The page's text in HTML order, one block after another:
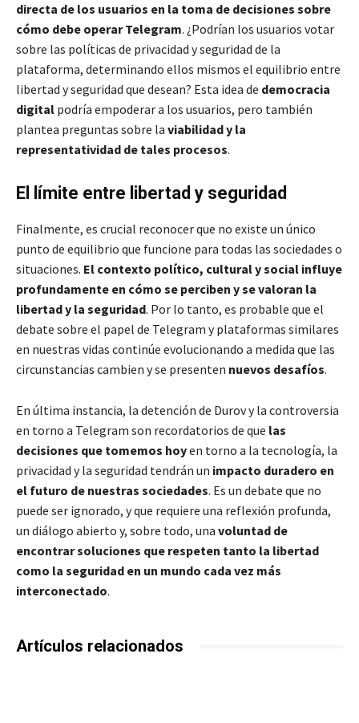
directa de los usuarios en la toma de decisiones sobre
cómo debe operar Telegram. ¿Podrían los usuarios votar
sobre las políticas de privacidad y seguridad de la
plataforma, determinando ellos mismos el equilibrio entre
libertad y seguridad que desean? Esta idea de democracia
digital podría empoderar a los usuarios, pero también
plantea preguntas sobre la viabilidad y la
representatividad de tales procesos.
El límite entre libertad y seguridad
Finalmente, es crucial reconocer que no existe un único
punto de equilibrio que funcione para todas las sociedades o
situaciones. El contexto político, cultural y social influye
profundamente en cómo se perciben y se valoran la
libertad y la seguridad. Por lo tanto, es probable que el
debate sobre el papel de Telegram y plataformas similares
en nuestras vidas continúe evolucionando a medida que las
circunstancias cambien y se presenten nuevos desafíos.
En última instancia, la detención de Durov y la controversia
en torno a Telegram son recordatorios de que las
decisiones que tomemos hoyen torno a la tecnología, la
privacidad y la seguridad tendrán un impacto duradero en
el futuro de nuestras sociedades. Es un debate que no
puede ser ignorado, y que requiere una reflexión profunda,
un diálogo abierto y, sobre todo, una voluntad de
encontrar soluciones que respeten tanto la libertad
como la seguridad en un mundo cada vez más
interconectado.
Artículos relacionados